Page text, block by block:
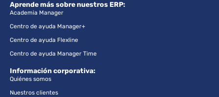
Aprende más sobre nuestros ERP:
Academia Manager
Centro de ayuda Manager+
Centro de ayuda Flexline
Centro de ayuda Manager Time
Información corporativa:
Quiénes somos
Nuestros clientes